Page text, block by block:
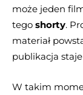
może jeden
tego shorty.
materiał
publikacja
W takim